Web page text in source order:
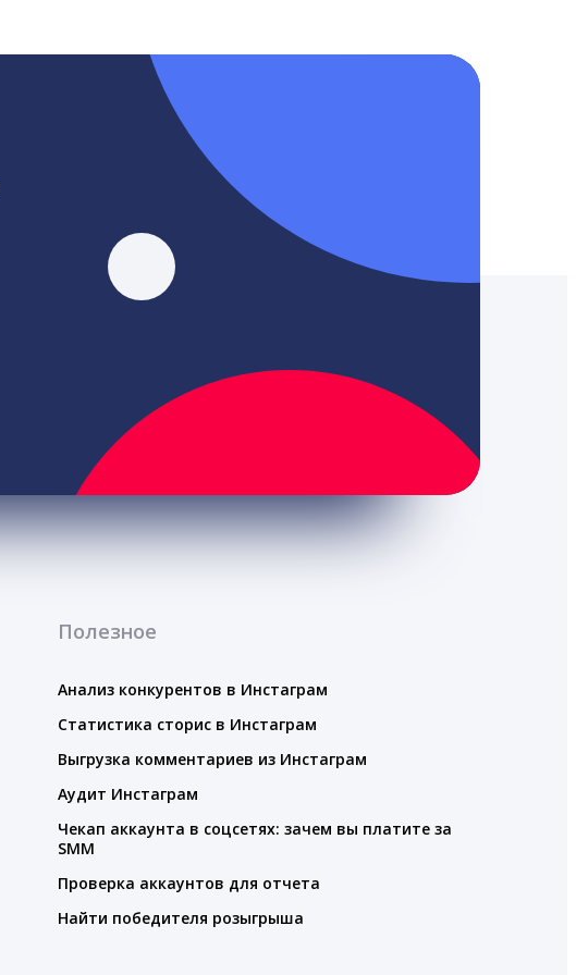
Полезное
Анализ конкурентов в Инстаграм
Статистика сторис в Инстаграм
Выгрузка комментариев из Инстаграм
Аудит Инстаграм
Чекап аккаунта в соцсетях: зачем вы платите за
SMM
Проверка аккаунтов для отчета
Найти победителя розыгрыша